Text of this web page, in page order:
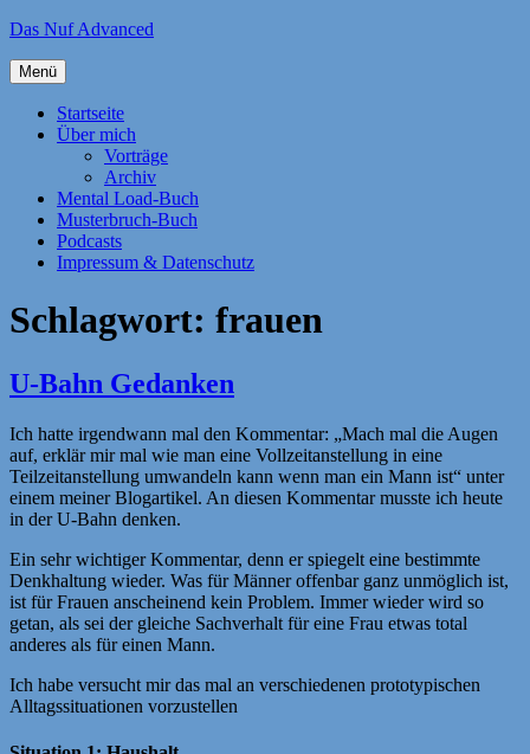
Zum
springen
Das Nuf Advanced
Menü
Startseite
Über mich
Vorträge
Archiv
Mental Load-Buch
Musterbruch-Buch
Podcasts
Impressum & Datenschutz
Schlagwort: frauen
U-Bahn Gedanken
Ich hatte irgendwann mal den Kommentar: „Mach mal die Augen
auf, erklär mir mal wie man eine Vollzeitanstellung in eine
Teilzeitanstellung umwandeln kann wenn man ein Mann ist“ unter
einem meiner Blogartikel. An diesen Kommentar musste ich heute
in der U-Bahn denken.
Ein sehr wichtiger Kommentar, denn er spiegelt eine bestimmte
Denkhaltung wieder. Was für Männer offenbar ganz unmöglich ist,
ist für Frauen anscheinend kein Problem. Immer wieder wird so
getan, als sei der gleiche Sachverhalt für eine Frau etwas total
anderes als für einen Mann.
Ich habe versucht mir das mal an verschiedenen prototypischen
Alltagssituationen vorzustellen